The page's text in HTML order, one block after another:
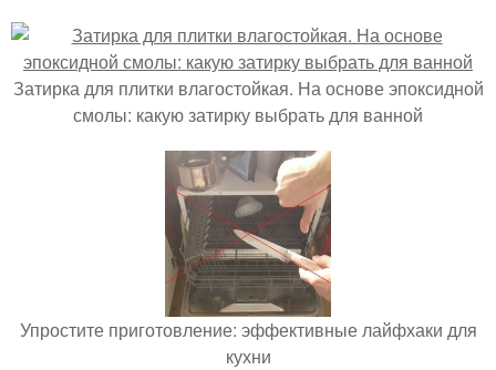
Затирка для плитки влагостойкая. На основе эпоксидной
смолы: какую затирку выбрать для ванной
Упростите приготовление: эффективные лайфхаки для
кухни